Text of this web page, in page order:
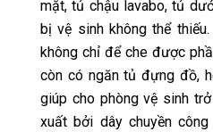
mặt, tủ chậu lavabo, tủ
bị vệ sinh không thể
không chỉ để che được
còn có ngăn tủ đựng đồ,
giúp cho phòng vệ sinh
xuất bởi dây chuyền